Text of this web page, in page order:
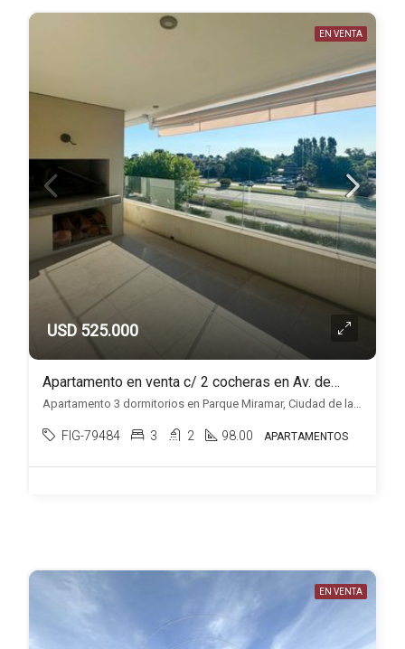
EN VENTA
USD 525.000
Apartamento en venta c/ 2 cocheras en Av. de las Américas
Apartamento 3 dormitorios en Parque Miramar, Ciudad de la costa, Ciudad de la Costa
FIG-79484 3 2 98.00 APARTAMENTOS
EN VENTA